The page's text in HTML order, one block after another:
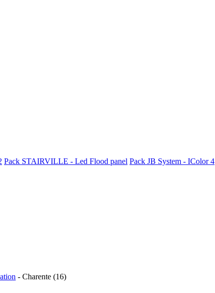
Pack STAIRVILLE - Led Flood panel Pack JB System - IColor 4
- Charente (16)